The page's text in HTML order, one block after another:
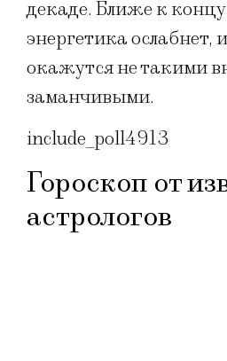
декаде. Ближе к
энергетика ослабнет,
окажутся не такими
заманчивыми.
include_poll4913
Гороскоп от
астрологов